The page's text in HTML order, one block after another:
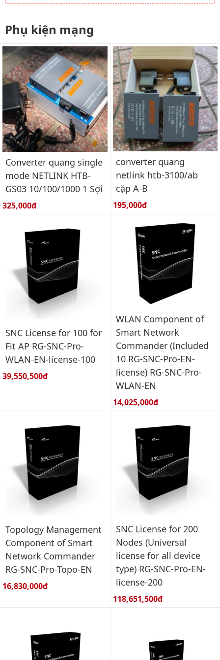
Phụ kiện mạng
Converter quang single
mode NETLINK HTB-
GS03 10/100/1000 1 Sợi
Giá bán:
325,000đ
converter quang
netlink htb-3100/ab
cặp A-B
Giá bán:
195,000đ
SNC License for 100 for
Fit AP RG-SNC-Pro-
WLAN-EN-license-100
Giá bán:
39,550,500đ
WLAN Component of
Smart Network
Commander (Included
10 RG-SNC-Pro-EN-
license) RG-SNC-Pro-
WLAN-EN
Giá bán:
14,025,000đ
Topology Management
Component of Smart
Network Commander
RG-SNC-Pro-Topo-EN
Giá bán:
16,830,000đ
SNC License for 200
Nodes (Universal
license for all device
type) RG-SNC-Pro-EN-
license-200
Giá bán:
118,651,500đ